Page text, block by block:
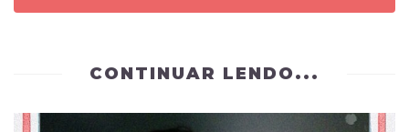
CONTINUAR LENDO...